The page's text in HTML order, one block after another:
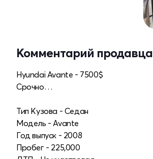
Комментарий продавца
Hyundai Avante - 7500$
Срочно…
Тип Кузова - Седан
Модель - Avante
Год выпуск - 2008
Пробег - 225,000